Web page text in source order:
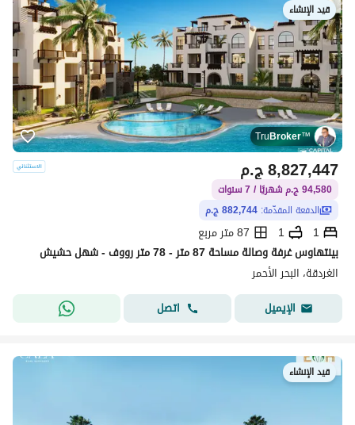
قيد الإنشاء
TruBroker™
ج.م8,827,447
94,580 ج.م شهريًا / 7 سنوات
الدفعة المقدّمة: 882,744 ج.م
1
1
87 متر مربع
بينتهاوس غرفة وصالة مساحة 87 متر - 78 متر رووف - شهل حشيش
الغردقة، البحر الأحمر
الإيميل
اتصل
قيد الإنشاء